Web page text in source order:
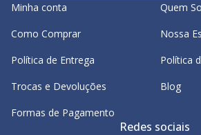
Minha conta
Como Comprar
Política de Entrega
Trocas e Devoluções
Formas de Pagamento
Quem
Nossa
Política
Blog
Redes sociais